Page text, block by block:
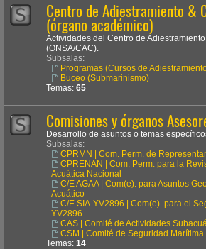
Centro de Adiestramiento &
(órgano académico)
Actividades del Centro de
(ONSA/CAC).
Subsalas:
Programas (Cursos de
Buceo (Submarinismo)
Temas: 65
Comisiones y órganos
Desarrollo de asuntos o temas
Subsalas:
CPRMN | Com. Perm. de
CPRENAN | Com. Perm. para la
Acuática Nacional
C/E AGAA | Com(e). para Asuntos
Acuático
C/E SIA-YV2896 | Com(e). para el
YV2896
CAS | Comité de Actividades
CSM | Comité de Seguridad Marítima
Temas: 14